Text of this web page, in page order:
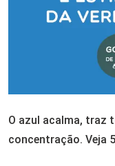
O azul acalma, traz
concentração. Veja